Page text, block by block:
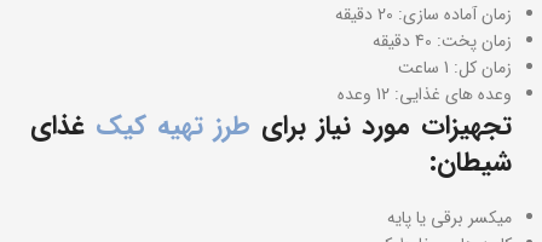
زمان آماده سازی: 20 دقیقه
زمان پخت: 40 دقیقه
زمان کل: 1 ساعت
وعده های غذایی: 12 وعده
تجهیزات مورد نیاز برای طرز تهیه کیک غذای
شیطان:
میکسر برقی یا پایه